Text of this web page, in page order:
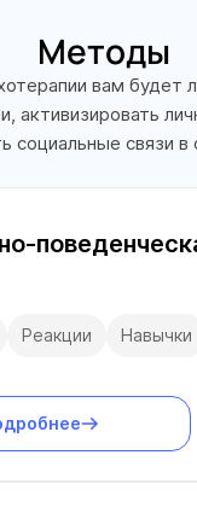
Методы
вам будет
активизировать
социальные связи в
Реакции Навычки